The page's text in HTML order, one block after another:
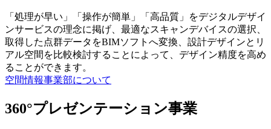
「処理が早い」「操作が簡単」「高品質」をデジタルデザイ
ンサービスの理念に掲げ、最適なスキャンデバイスの選択、
取得した点群データをBIMソフトへ変換、設計デザインとリ
アル空間を比較検討することによって、デザイン精度を高め
ることができます。
空間情報事業部について
360°プレゼンテーション事業